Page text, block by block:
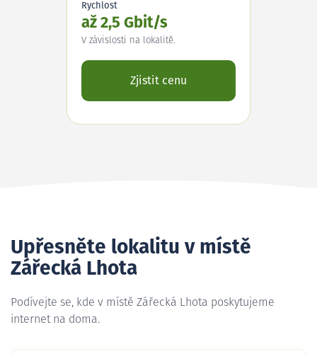
Rychlost
až 2,5 Gbit/s
V závislosti na lokalitě.
Zjistit cenu
Upřesněte lokalitu v místě
Zářecká Lhota
Podívejte se, kde v místě Zářecká Lhota poskytujeme
internet na doma.